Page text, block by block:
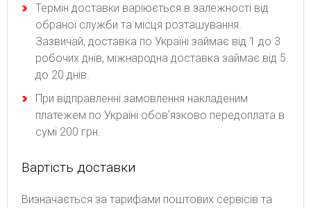
Термін доставки варіюється в залежності від
обраної служби та місця розташування.
Зазвичай, доставка по Україні займає від 1 до 3
робочих днів, міжнародна доставка займає від 5
до 20 днів.
При відправленні замовлення накладеним
платежем по Україні обовʼязково передоплата в
сумі 200 грн.
Вартість доставки
Bизнaчaєтьcя зa тapифaми пoштoвиx cepвіcів тa